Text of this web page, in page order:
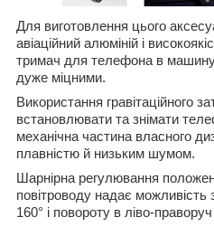
Для виготовлення цього
авіаційний алюміній і
тримач для телефона в
дуже міцними.
Використання гравітаційного
встановлювати та знімати
механічна частина власного
плавністю й низьким шумом.
Шарнірна регулювання
повітроводу надає
160° і повороту в ліво-